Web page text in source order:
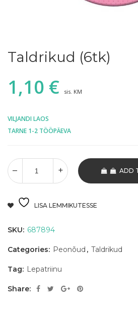
Taldrikud (6tk)
1,10 € sis. KM
VILJANDI LAOS
TARNE 1-2 TÖÖPÄEVA
ADD
LISA LEMMIKUTESSE
SKU: 687894
Categories: Peonõud , Taldrikud
Tag: Lepatriinu
Share: